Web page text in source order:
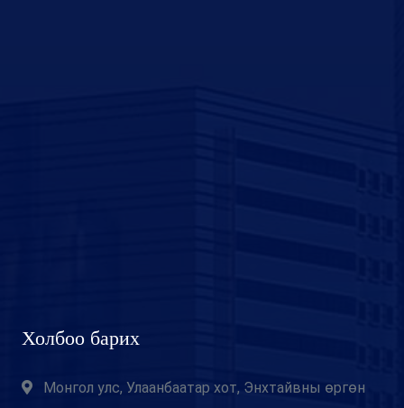
Холбоо барих
Монгол улс, Улаанбаатар хот, Энхтайвны өргөн